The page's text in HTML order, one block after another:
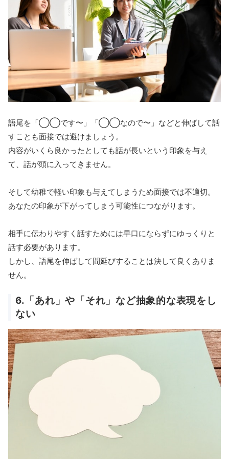
語尾を「◯◯です〜」「◯◯なので〜」などと伸ばして話
すことも面接では避けましょう。
内容がいくら良かったとしても話が長いという印象を与え
て、話が頭に入ってきません。
そして幼稚で軽い印象も与えてしまうため面接では不適切。
あなたの印象が下がってしまう可能性につながります。
相手に伝わりやすく話すためには早口にならずにゆっくりと
話す必要があります。
しかし、語尾を伸ばして間延びすることは決して良くありま
せん。
6.「あれ」や「それ」など抽象的な表現をし
ない